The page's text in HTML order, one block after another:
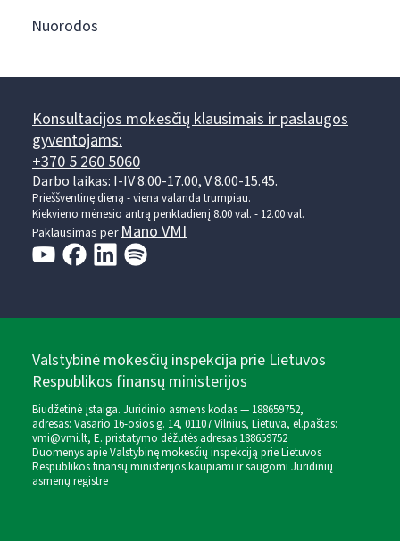
Nuorodos
Konsultacijos mokesčių klausimais ir paslaugos
gyventojams:
+370 5 260 5060
Darbo laikas: I-IV 8.00-17.00, V 8.00-15.45.
Prieššventinę dieną - viena valanda trumpiau.
Kiekvieno mėnesio antrą penktadienį 8.00 val. - 12.00 val.
Paklausimas perMano VMI
Valstybinė mokesčių inspekcija prie Lietuvos
Respublikos finansų ministerijos
Biudžetinė įstaiga. Juridinio asmens kodas — 188659752,
adresas: Vasario 16-osios g. 14, 01107 Vilnius, Lietuva, el.paštas:
vmi@vmi.lt, E. pristatymo dėžutės adresas 188659752
Duomenys apie Valstybinę mokesčių inspekciją prie Lietuvos
Respublikos finansų ministerijos kaupiami ir saugomi Juridinių
asmenų registre